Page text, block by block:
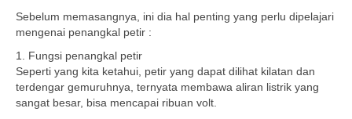
Sebelum memasangnya, ini dia hal penting yang perlu dipelajari
mengenai penangkal petir :
1. Fungsi penangkal petir
Seperti yang kita ketahui, petir yang dapat dilihat kilatan dan
terdengar gemuruhnya, ternyata membawa aliran listrik yang
sangat besar, bisa mencapai ribuan volt.